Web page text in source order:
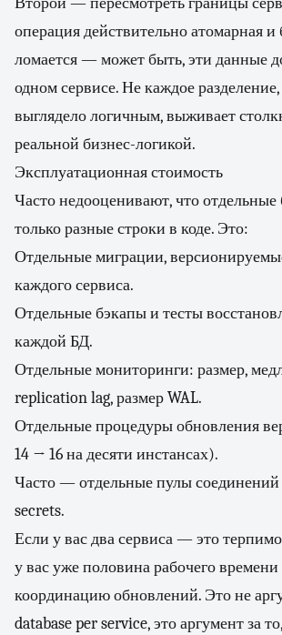
операция действительно атомарная и
ломается — может быть, эти данные
одном сервисе. Не каждое
выглядело логичным, выживает
реальной бизнес-логикой.
Эксплуатационная стоимость
Часто недооценивают, что
только разные строки в коде. Это:
Отдельные миграции,
каждого сервиса.
Отдельные бэкапы и тесты
каждой БД.
Отдельные мониторинги: размер,
replication lag, размер WAL.
Отдельные процедуры обновления
14 → 16 на десяти инстансах).
Часто — отдельные пулы соединений
secrets.
Если у вас два сервиса — это
у вас уже половина рабочего времени
координацию обновлений. Это не
database per service, это аргумент за